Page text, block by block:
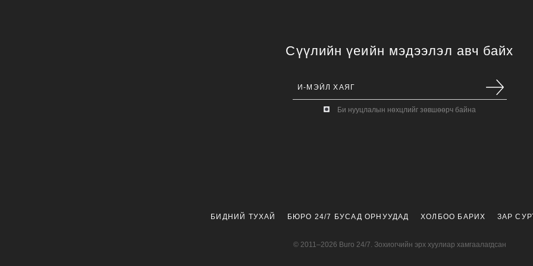
Сүүлийн үеийн мэдээлэл авч байх
Би нууцлалын нөхцлийг зөвшөөрч байна
БИДНИЙ ТУХАЙ БЮРО 24/7 БУСАД ОРНУУДАД ХОЛБОО БАРИХ ЗАР
© 2011–2026 Buro 24/7. Зохиогчийн эрх хуулиар хамгаалагдсан